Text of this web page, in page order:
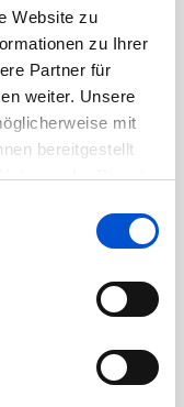
Website zu
zu Ihrer
Partner für
weiter. Unsere
mit
bereitgestellt
der Dienste